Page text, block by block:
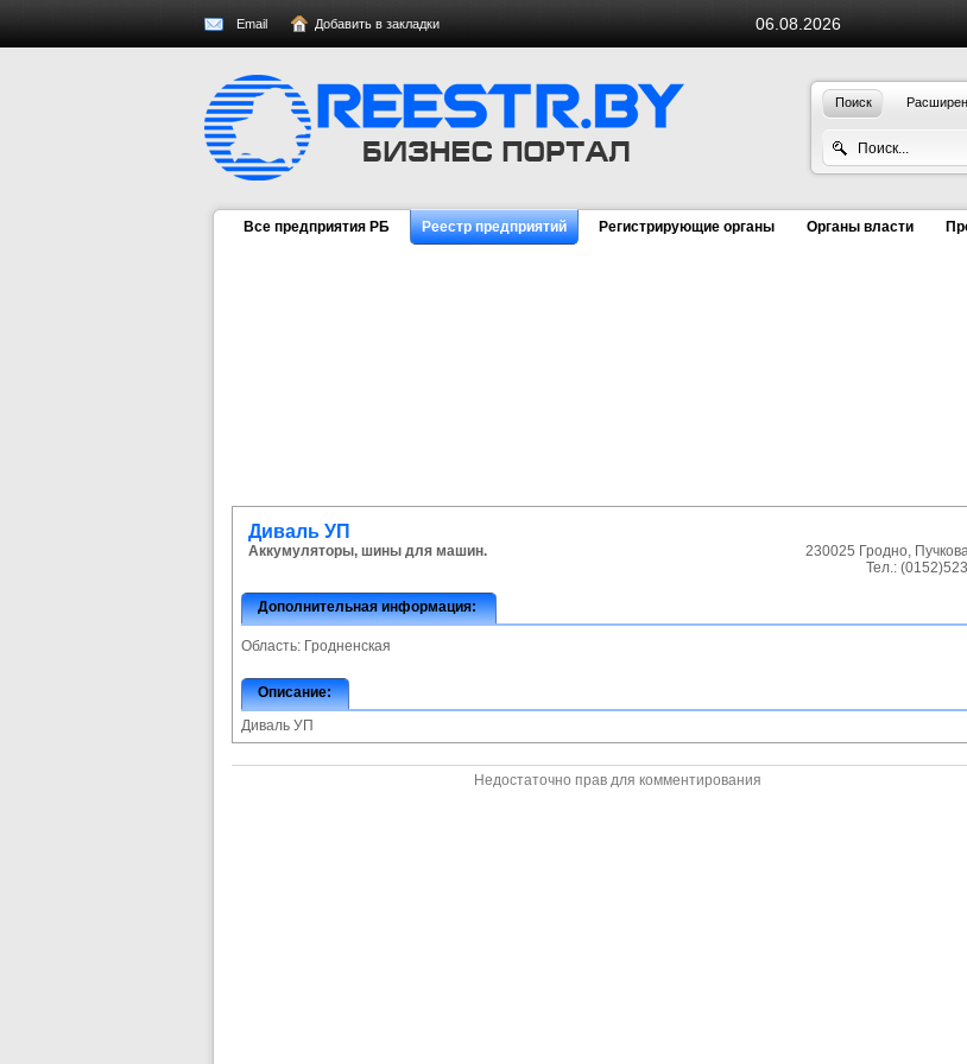
06.08.2026
Email Добавить в закладки
Поиск
Все предприятия РБ Реестр предприятий Регистрирующие органы Органы власти
Диваль УП
Аккумуляторы, шины для машин. 230025 Гродно,
Тел.:
Дополнительная информация:
Область: Гродненская
Описание:
Диваль УП
Недостаточно прав для комментирования